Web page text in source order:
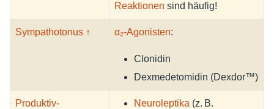
Reaktionen sind häufig!
Sympathotonus ↑ α₂-Agonisten:
Clonidin
Dexmedetomidin (Dexdor™)
Produktiv-
Neuroleptika (z. B.